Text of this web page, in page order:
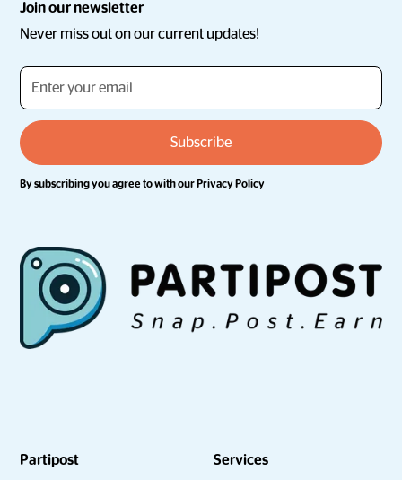
Join our newsletter
Never miss out on our current updates!
By subscribing you agree to with ourPrivacy Policy
Partipost Services